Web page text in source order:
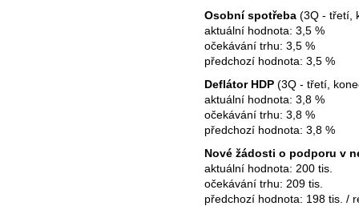
Osobní spotřeba (3Q - třetí,
aktuální hodnota: 3,5 %
očekávání trhu: 3,5 %
předchozí hodnota: 3,5 %
Deflátor HDP (3Q - třetí,
aktuální hodnota: 3,8 %
očekávání trhu: 3,8 %
předchozí hodnota: 3,8 %
Nové žádosti o podporu v
aktuální hodnota: 200 tis.
očekávání trhu: 209 tis.
předchozí hodnota: 198 tis. /